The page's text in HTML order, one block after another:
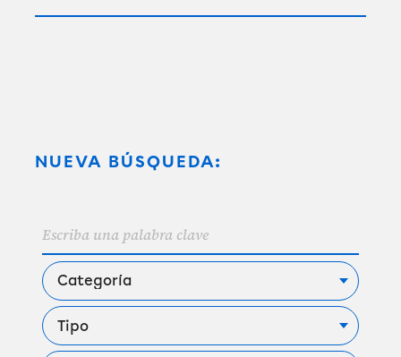
NUEVA BÚSQUEDA: